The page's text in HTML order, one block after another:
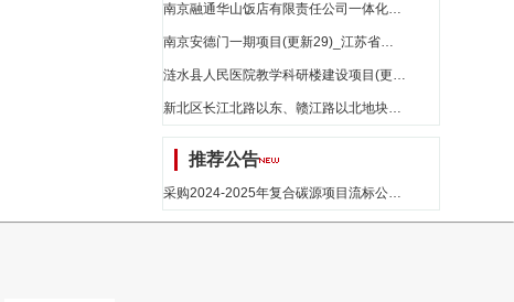
南京融通华山饭店有限责任公司一体化酒店项目(更新15)_江苏省招标
南京安德门一期项目(更新29)_江苏省招标
涟水县人民医院教学科研楼建设项目(更新5)_江苏省招标
新北区长江北路以东、赣江路以北地块开发项目(更新17)_江苏省招标
推荐公告
采购2024-2025年复合碳源项目流标公告_江苏省招标